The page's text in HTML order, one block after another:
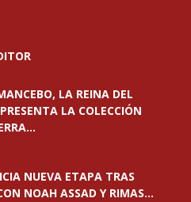
LA REINA DEL
LA COLECCIÓN
NUEVA ETAPA TRAS
NOAH ASSAD Y RIMAS...